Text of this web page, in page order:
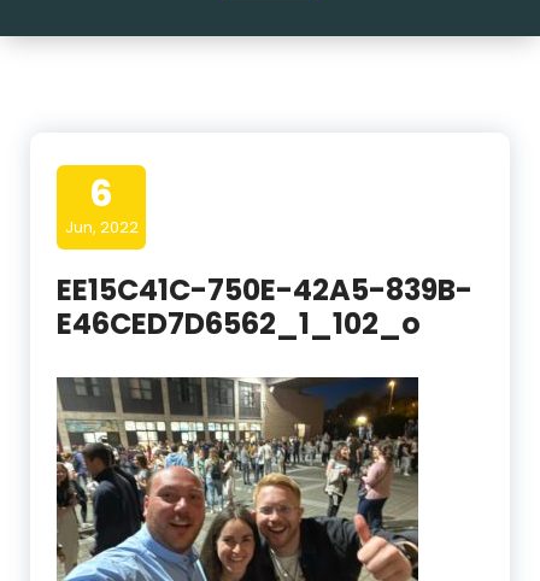
6
Jun, 2022
EE15C41C-750E-42A5-839B-
E46CED7D6562_1_102_o